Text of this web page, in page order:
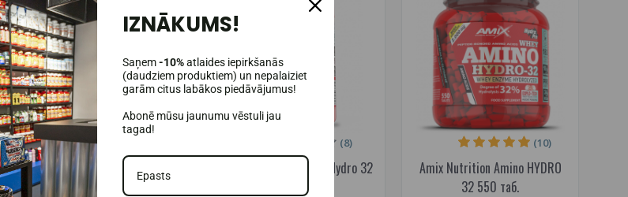
Amix MuscleCore DW - Re-Core
Concentrate 540 г.
Amix Nutrition Amino Hydro 32
250 таб.
(8)
Amix Nutrition Amino HYDRO
32 550 таб.
(10)
IZNĀKUMS!
Saņem-10%atlaides iepirkšanās
(daudziem produktiem) un nepalaiziet
garām citus labākos piedāvājumus!
Abonē mūsu jaunumu vēstuli jau
tagad!